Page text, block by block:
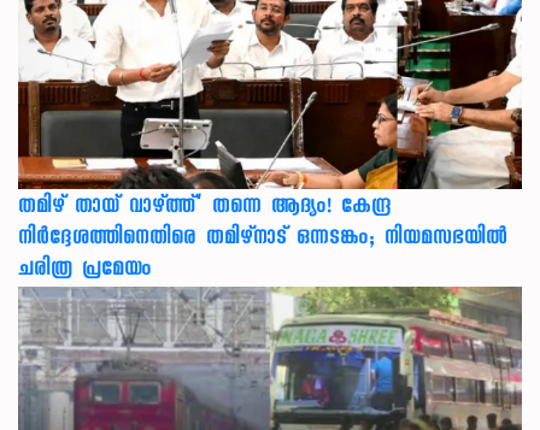
തമിഴ് തായ് വാഴ്ത്ത്’ തന്നെ ആദ്യം! കേന്ദ്ര
നിർദ്ദേശത്തിനെതിരെ തമിഴ്‌നാട് ഒന്നടങ്കം; നിയമസഭയിൽ
ചരിത്ര പ്രമേയം